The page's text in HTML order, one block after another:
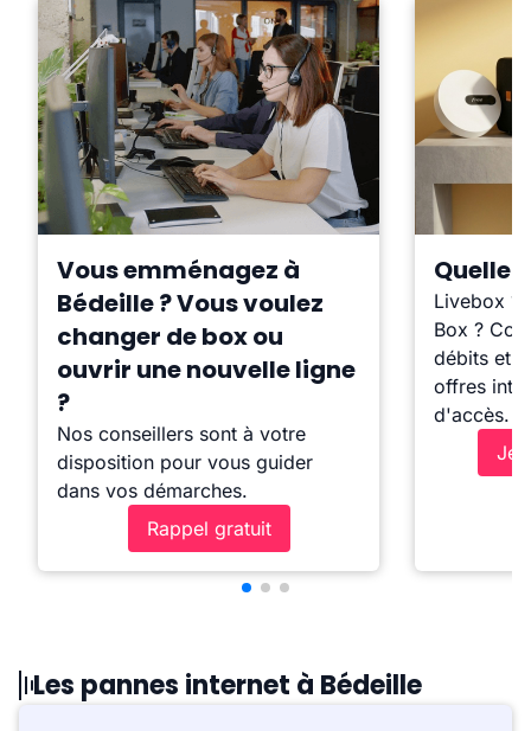
Vous emménagez à
Bédeille ? Vous voulez
changer de box ou
ouvrir une nouvelle ligne
?
Nos conseillers sont à votre
disposition pour vous guider
dans vos démarches.
Rappel gratuit
Quelle
Livebox ?
Box ?
débits et
offres
d'accès.
Je
Les pannes internet à Bédeille